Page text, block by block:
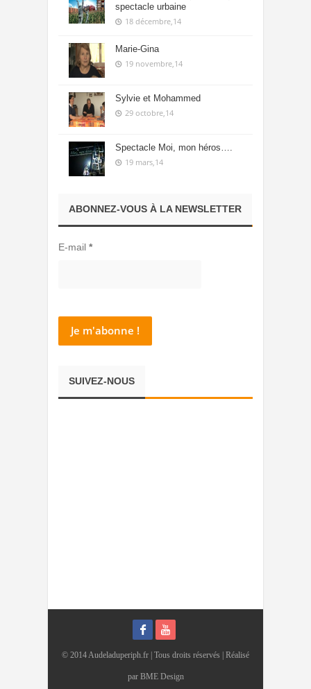
spectacle urbaine
18 décembre,14
Marie-Gina
19 novembre,14
Sylvie et Mohammed
29 octobre,14
Spectacle Moi, mon héros….
19 mars,14
ABONNEZ-VOUS À LA NEWSLETTER
E-mail *
SUIVEZ-NOUS
© 2014 Audeladuperiph.fr | Tous droits réservés | Réalisé
par BME Design